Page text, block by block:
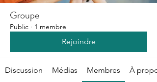
Groupe
Public · 1 membre
Rejoindre
Discussion Médias Membres À